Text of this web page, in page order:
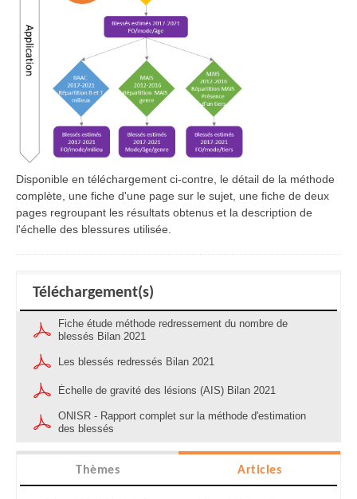
Disponible en téléchargement ci-contre, le détail de la méthode
complète, une fiche d'une page sur le sujet, une fiche de deux
pages regroupant les résultats obtenus et la description de
l'échelle des blessures utilisée.
Téléchargement(s)
Fiche étude méthode redressement du nombre de
blessés Bilan 2021
Les blessés redressés Bilan 2021
Échelle de gravité des lésions (AIS) Bilan 2021
ONISR - Rapport complet sur la méthode d'estimation
des blessés
Thèmes Articles